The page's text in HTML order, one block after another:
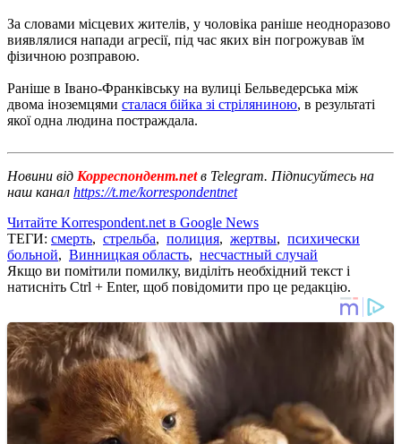
За словами місцевих жителів, у чоловіка раніше неодноразово
виявлялися напади агресії, під час яких він погрожував їм
фізичною розправою.
Раніше в Івано-Франківську на вулиці Бельведерська між
двома іноземцями сталася бійка зі стріляниною, в результаті
якої одна людина постраждала.
Новини від Корреспондент.netв Telegram. Підписуйтесь на
наш канал https://t.me/korrespondentnet
Читайте Korrespondent.net в Google News
ТЕГИ: смерть, стрельба, полиция, жертвы, психически
больной, Винницкая область, несчастный случай
Якщо ви помітили помилку, виділіть необхідний текст і
натисніть Ctrl + Enter, щоб повідомити про це редакцію.